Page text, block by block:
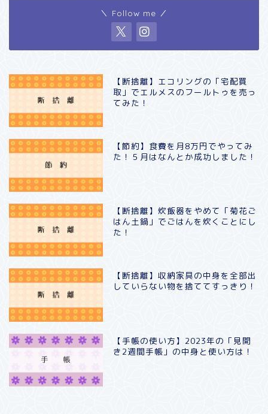
＼ Follow me ／
【断捨離】エコリングの「宅配買
取」でエルメスのフールトゥを売っ
てみた！
【節約】食費を月8万円でやってみ
た！５月はなんとか成功しました！
【断捨離】炊飯器をやめて「菊花ご
はん土鍋」でごはんを炊くことにし
た！
【断捨離】収納家具の中身を全部出
していらない物を捨ててすっきり！
【手帳の使い方】2023年の「見開
き2週間手帳」の中身と使い方は！